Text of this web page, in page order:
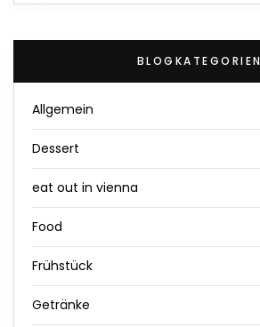
BLOGKATEGORIEN
Allgemein
Dessert
eat out in vienna
Food
Frühstück
Getränke